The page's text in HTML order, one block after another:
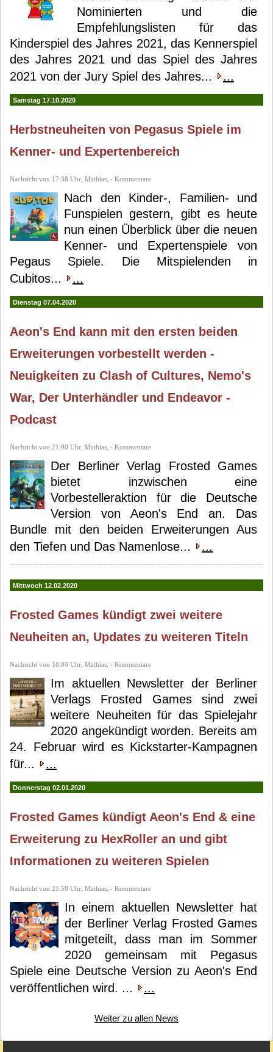
Nominierten und die
Empfehlungslisten für das
Kinderspiel des Jahres 2021, das Kennerspiel
des Jahres 2021 und das Spiel des Jahres
2021 von der Jury Spiel des Jahres...
...
Samstag 17.10.2020
Herbstneuheiten von Pegasus Spiele im
Kenner- und Expertenbereich
Nachricht von 17:38 Uhr, Mathias, - Kommentare
Nach den Kinder-, Familien- und
Funspielen gestern, gibt es heute
nun einen Überblick über die neuen
Kenner- und Expertenspiele von
Pegaus Spiele. Die Mitspielenden in
Cubitos...
...
Dienstag 07.04.2020
Aeon's End kann mit den ersten beiden
Erweiterungen vorbestellt werden -
Neuigkeiten zu Clash of Cultures, Nemo's
War, Der Unterhändler und Endeavor -
Podcast
Nachricht von 21:00 Uhr, Mathias, - Kommentare
Der Berliner Verlag Frosted Games
bietet inzwischen eine
Vorbestelleraktion für die Deutsche
Version von Aeon's End an. Das
Bundle mit den beiden Erweiterungen Aus
den Tiefen und Das Namenlose...
...
Mittwoch 12.02.2020
Frosted Games kündigt zwei weitere
Neuheiten an, Updates zu weiteren Titeln
Nachricht von 18:00 Uhr, Mathias, - Kommentare
Im aktuellen Newsletter der Berliner
Verlags Frosted Games sind zwei
weitere Neuheiten für das Spielejahr
2020 angekündigt worden. Bereits am
24. Februar wird es Kickstarter-Kampagnen
für...
...
Donnerstag 02.01.2020
Frosted Games kündigt Aeon's End & eine
Erweiterung zu HexRoller an und gibt
Informationen zu weiteren Spielen
Nachricht von 21:50 Uhr, Mathias, - Kommentare
In einem aktuellen Newsletter hat
der Berliner Verlag Frosted Games
mitgeteilt, dass man im Sommer
2020 gemeinsam mit Pegasus
Spiele eine Deutsche Version zu Aeon's End
veröffentlichen wird. ...
...
Weiter zu allen News